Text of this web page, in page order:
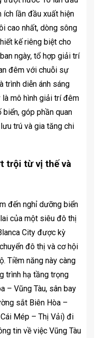
ích lần đầu xuất hiện
cao nhất, dòng sông
kế riêng biệt cho
ngày, tổ hợp giải trí
đêm với chuỗi sự
trình diễn ánh sáng
là mô hình giải trí đêm
góp phần quan
trú và gia tăng chi
trội từ vị thế và
đến nghỉ dưỡng biển
của một siêu đô thị
City được kỳ
đô thị và cơ hội
Tiềm năng này càng
trình hạ tầng trọng
– Vũng Tàu, sân bay
sắt Biên Hòa –
Mép – Thị Vải) đi
tin về việc Vũng Tàu